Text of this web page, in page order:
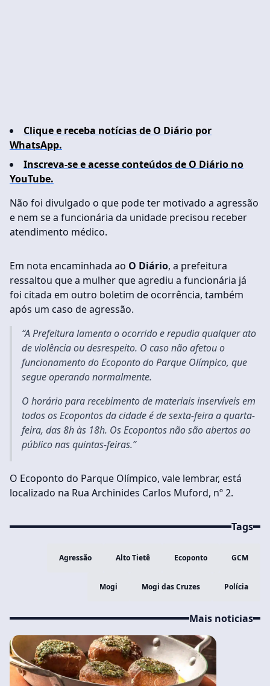
Clique e receba notícias de O Diário por
WhatsApp.
Inscreva-se e acesse conteúdos de O Diário no
YouTube.
Não foi divulgado o que pode ter motivado a agressão
e nem se a funcionária da unidade precisou receber
atendimento médico.
Em nota encaminhada ao O Diário, a prefeitura
ressaltou que a mulher que agrediu a funcionária já
foi citada em outro boletim de ocorrência, também
após um caso de agressão.
“A Prefeitura lamenta o ocorrido e repudia qualquer ato
de violência ou desrespeito. O caso não afetou o
funcionamento do Ecoponto do Parque Olímpico, que
segue operando normalmente.
O horário para recebimento de materiais inservíveis em
todos os Ecopontos da cidade é de sexta-feira a quarta-
feira, das 8h às 18h. Os Ecopontos não são abertos ao
público nas quintas-feiras.”
O Ecoponto do Parque Olímpico, vale lembrar, está
localizado na Rua Archinides Carlos Muford, nº 2.
Tags
Agressão Alto Tietê Ecoponto GCM
Mogi Mogi das Cruzes Polícia
Mais noticias